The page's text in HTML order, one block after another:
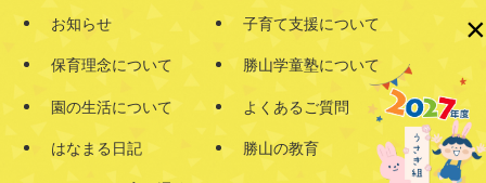
お知らせ
保育理念について
園の生活について
はなまる日記
子育て支援について
勝山学童塾について
よくあるご質問
勝山の教育
×